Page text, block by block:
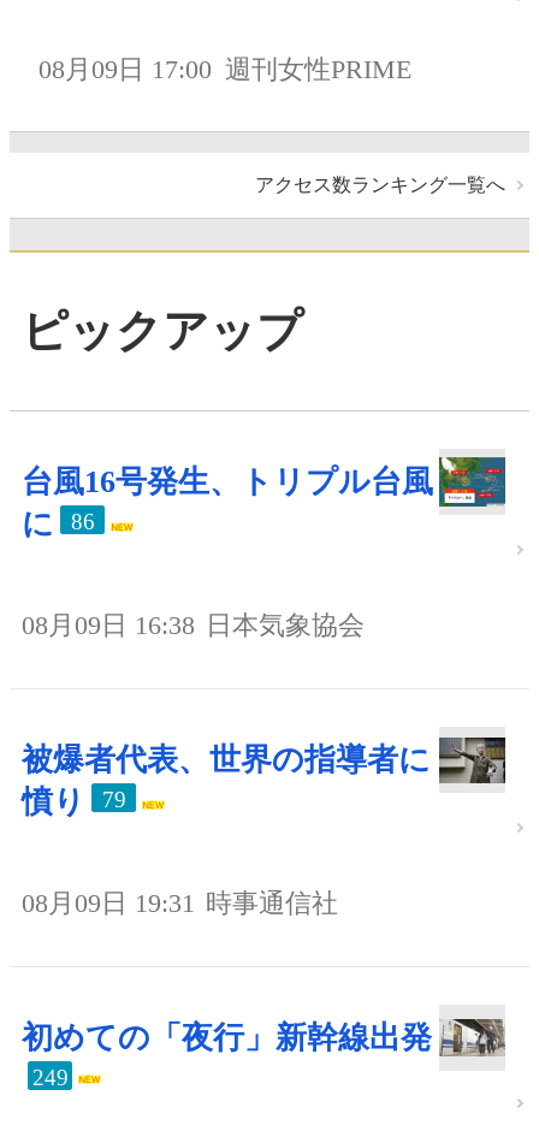
08月09日 17:00 週刊女性PRIME
アクセス数ランキング一覧へ
ピックアップ
台風16号発生、トリプル台風
に
86
08月09日 16:38 日本気象協会
被爆者代表、世界の指導者に
憤り
79
08月09日 19:31 時事通信社
初めての「夜行」新幹線出発
249